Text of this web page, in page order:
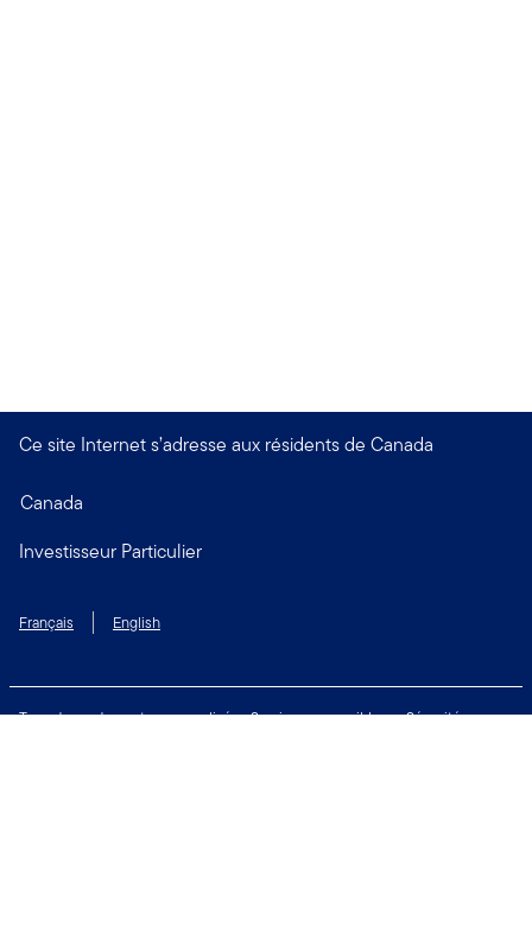
Ce site Internet s’adresse aux résidents de Canada
Canada
Investisseur Particulier
Français English
Taux de rendement personnalisé Services accessibles
Sécurité